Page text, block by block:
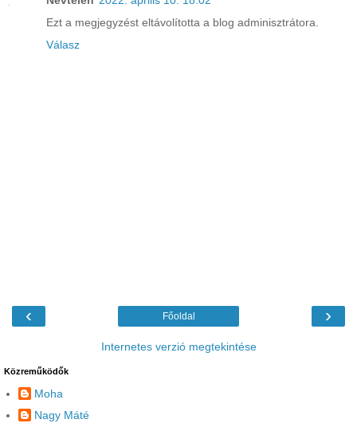
Ezt a megjegyzést eltávolította a blog adminisztrátora.
Válasz
‹ ›
Főoldal
Internetes verzió megtekintése
Közreműködők
Moha
Nagy Máté